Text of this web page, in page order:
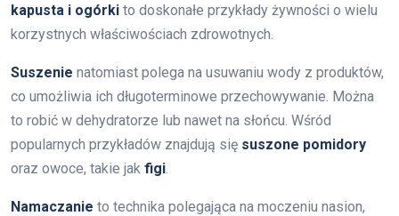
kapusta i ogórki to doskonałe przykłady żywności o wielu
korzystnych właściwościach zdrowotnych.
Suszenie natomiast polega na usuwaniu wody z produktów,
co umożliwia ich długoterminowe przechowywanie. Można
to robić w dehydratorze lub nawet na słońcu. Wśród
popularnych przykładów znajdują się suszone pomidory
oraz owoce, takie jak figi
Namaczanie to technika polegająca na moczeniu nasion,